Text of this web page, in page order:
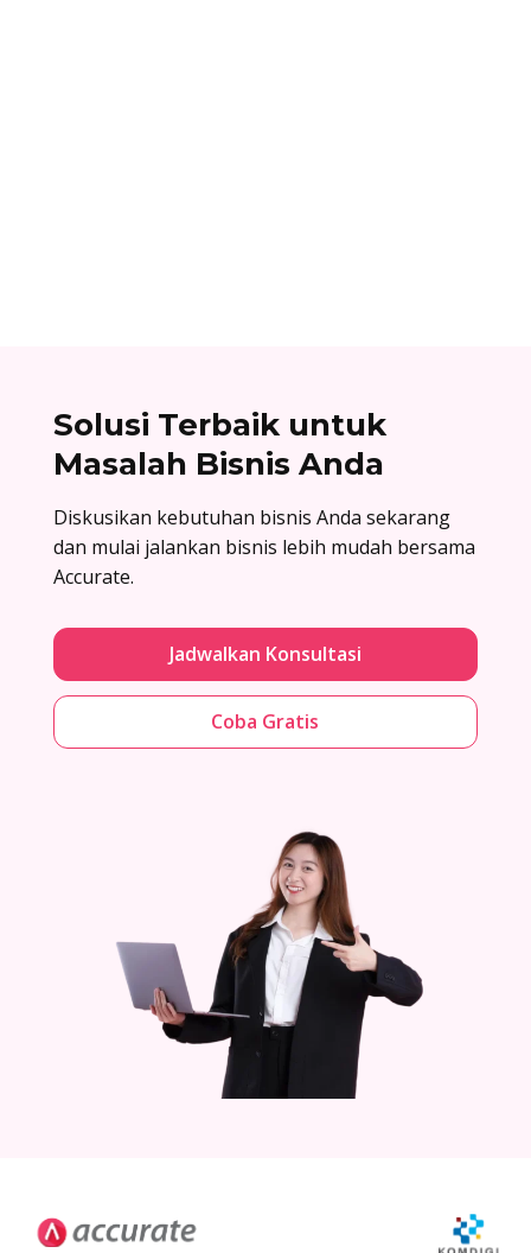
Solusi Terbaik untuk
Masalah Bisnis Anda
Diskusikan kebutuhan bisnis Anda sekarang
dan mulai jalankan bisnis lebih mudah bersama
Accurate.
Jadwalkan Konsultasi
Coba Gratis